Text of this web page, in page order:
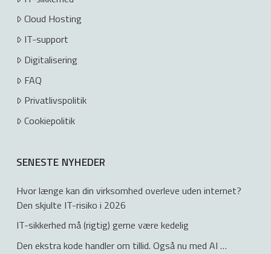
Cloud Hosting
IT-support
Digitalisering
FAQ
Privatlivspolitik
Cookiepolitik
SENESTE NYHEDER
Hvor længe kan din virksomhed overleve uden internet?
Den skjulte IT-risiko i 2026
IT-sikkerhed må (rigtig) gerne være kedelig
Den ekstra kode handler om tillid. Også nu med AI …